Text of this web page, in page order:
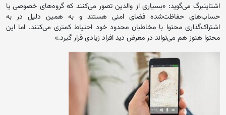
اشتاینبرگ می‌گوید: «بسیاری از والدین تصور می‌کنند که گروه‌های خصوصی یا
حساب‌های حفاظت‌شده فضای امنی هستند و به همین دلیل در به
اشتراک‌گذاری محتوا با مخاطبان محدود خود احتیاط کمتری می‌کنند. اما این
محتوا هنوز هم می‌تواند در معرض دید افراد زیادی قرار گیرد.»